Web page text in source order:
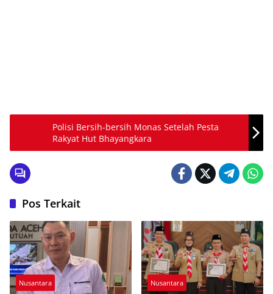
Polisi Bersih-bersih Monas Setelah Pesta
Rakyat Hut Bhayangkara
Pos Terkait
Nusantara Nusantara